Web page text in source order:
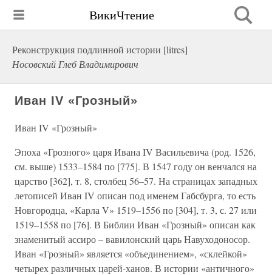
ВикиЧтение
Реконструкция подлинной истории [litres]
Носовский Глеб Владимирович
Иван IV «Грозный»
Иван IV «Грозный»
Эпоха «Грозного» царя Ивана IV Васильевича (род. 1526,
см. выше) 1533–1584 по [775]. В 1547 году он венчался на
царство [362], т. 8, столбец 56–57. На страницах западных
летописей Иван IV описан под именем Габсбурга, то есть
Новгородца, «Карла V» 1519–1556 по [304], т. 3, с. 27 или
1519–1558 по [76]. В Библии Иван «Грозный» описан как
знаменитый ассиро – вавилонский царь Навуходоносор.
Иван «Грозный» является «объединением», «склейкой»
четырех различных царей-ханов. В истории «античного»